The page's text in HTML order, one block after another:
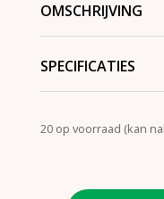
OMSCHRIJVING
SPECIFICATIES
20 op voorraad (kan